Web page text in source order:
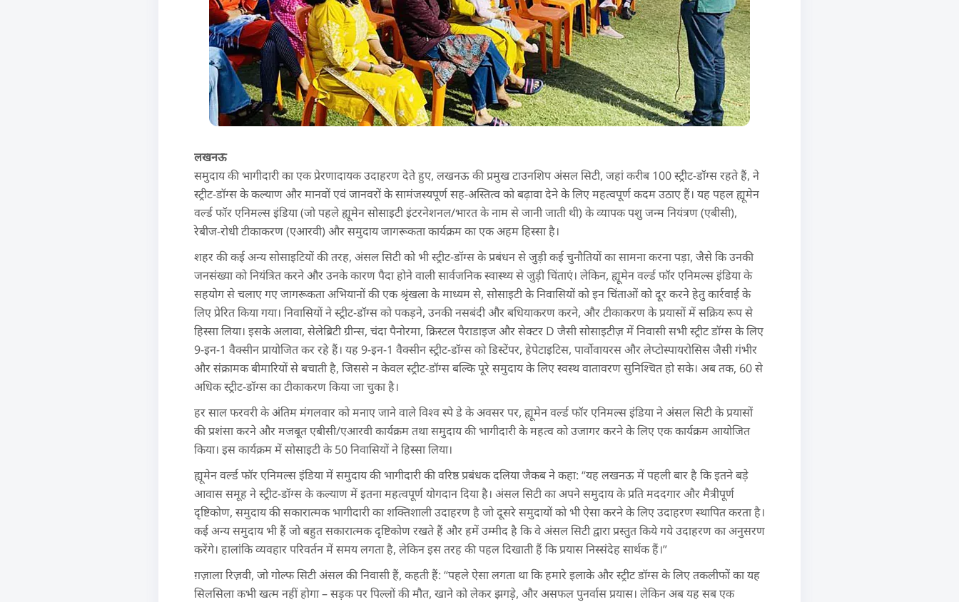
लखनऊ
समुदाय की भागीदारी का एक प्रेरणादायक उदाहरण देते हुए, लखनऊ की प्रमुख टाउनशिप अंसल सिटी, जहां करीब 100 स्ट्रीट-डॉग्स रहते हैं, ने
स्ट्रीट-डॉग्स के कल्याण और मानवों एवं जानवरों के सामंजस्यपूर्ण सह-अस्तित्व को बढ़ावा देने के लिए महत्वपूर्ण कदम उठाए हैं। यह पहल ह्यूमेन
वर्ल्ड फॉर एनिमल्स इंडिया (जो पहले ह्यूमेन सोसाइटी इंटरनेशनल/भारत के नाम से जानी जाती थी) के व्यापक पशु जन्म नियंत्रण (एबीसी),
रेबीज-रोधी टीकाकरण (एआरवी) और समुदाय जागरूकता कार्यक्रम का एक अहम हिस्सा है।
शहर की कई अन्य सोसाइटियों की तरह, अंसल सिटी को भी स्ट्रीट-डॉग्स के प्रबंधन से जुड़ी कई चुनौतियों का सामना करना पड़ा, जैसे कि उनकी
जनसंख्या को नियंत्रित करने और उनके कारण पैदा होने वाली सार्वजनिक स्वास्थ्य से जुड़ी चिंताएं। लेकिन, ह्यूमेन वर्ल्ड फॉर एनिमल्स इंडिया के
सहयोग से चलाए गए जागरूकता अभियानों की एक श्रृंखला के माध्यम से, सोसाइटी के निवासियों को इन चिंताओं को दूर करने हेतु कार्रवाई के
लिए प्रेरित किया गया। निवासियों ने स्ट्रीट-डॉग्स को पकड़ने, उनकी नसबंदी और बधियाकरण करने, और टीकाकरण के प्रयासों में सक्रिय रूप से
हिस्सा लिया। इसके अलावा, सेलेब्रिटी ग्रीन्स, चंदा पैनोरमा, क्रिस्टल पैराडाइज और सेक्टर D जैसी सोसाइटीज़ में निवासी सभी स्ट्रीट डॉग्स के लिए
9-इन-1 वैक्सीन प्रायोजित कर रहे हैं। यह 9-इन-1 वैक्सीन स्ट्रीट-डॉग्स को डिस्टेंपर, हेपेटाइटिस, पार्वोवायरस और लेप्टोस्पायरोसिस जैसी गंभीर
और संक्रामक बीमारियों से बचाती है, जिससे न केवल स्ट्रीट-डॉग्स बल्कि पूरे समुदाय के लिए स्वस्थ वातावरण सुनिश्चित हो सके। अब तक, 60 से
अधिक स्ट्रीट-डॉग्स का टीकाकरण किया जा चुका है।
हर साल फरवरी के अंतिम मंगलवार को मनाए जाने वाले विश्व स्पे डे के अवसर पर, ह्यूमेन वर्ल्ड फॉर एनिमल्स इंडिया ने अंसल सिटी के प्रयासों
की प्रशंसा करने और मजबूत एबीसी/एआरवी कार्यक्रम तथा समुदाय की भागीदारी के महत्व को उजागर करने के लिए एक कार्यक्रम आयोजित
किया। इस कार्यक्रम में सोसाइटी के 50 निवासियों ने हिस्सा लिया।
ह्यूमेन वर्ल्ड फॉर एनिमल्स इंडिया में समुदाय की भागीदारी की वरिष्ठ प्रबंधक दलिया जैकब ने कहा: “यह लखनऊ में पहली बार है कि इतने बड़े
आवास समूह ने स्ट्रीट-डॉग्स के कल्याण में इतना महत्वपूर्ण योगदान दिया है। अंसल सिटी का अपने समुदाय के प्रति मददगार और मैत्रीपूर्ण
दृष्टिकोण, समुदाय की सकारात्मक भागीदारी का शक्तिशाली उदाहरण है जो दूसरे समुदायों को भी ऐसा करने के लिए उदाहरण स्थापित करता है।
कई अन्य समुदाय भी हैं जो बहुत सकारात्मक दृष्टिकोण रखते हैं और हमें उम्मीद है कि वे अंसल सिटी द्वारा प्रस्तुत किये गये उदाहरण का अनुसरण
करेंगे। हालांकि व्यवहार परिवर्तन में समय लगता है, लेकिन इस तरह की पहल दिखाती हैं कि प्रयास निस्संदेह सार्थक हैं।”
ग़ज़ाला रिज़वी, जो गोल्फ सिटी अंसल की निवासी हैं, कहती हैं: “पहले ऐसा लगता था कि हमारे इलाके और स्ट्रीट डॉग्स के लिए तकलीफों का यह
सिलसिला कभी खत्म नहीं होगा – सड़क पर पिल्लों की मौत, खाने को लेकर झगड़े, और असफल पुनर्वास प्रयास। लेकिन अब यह सब एक